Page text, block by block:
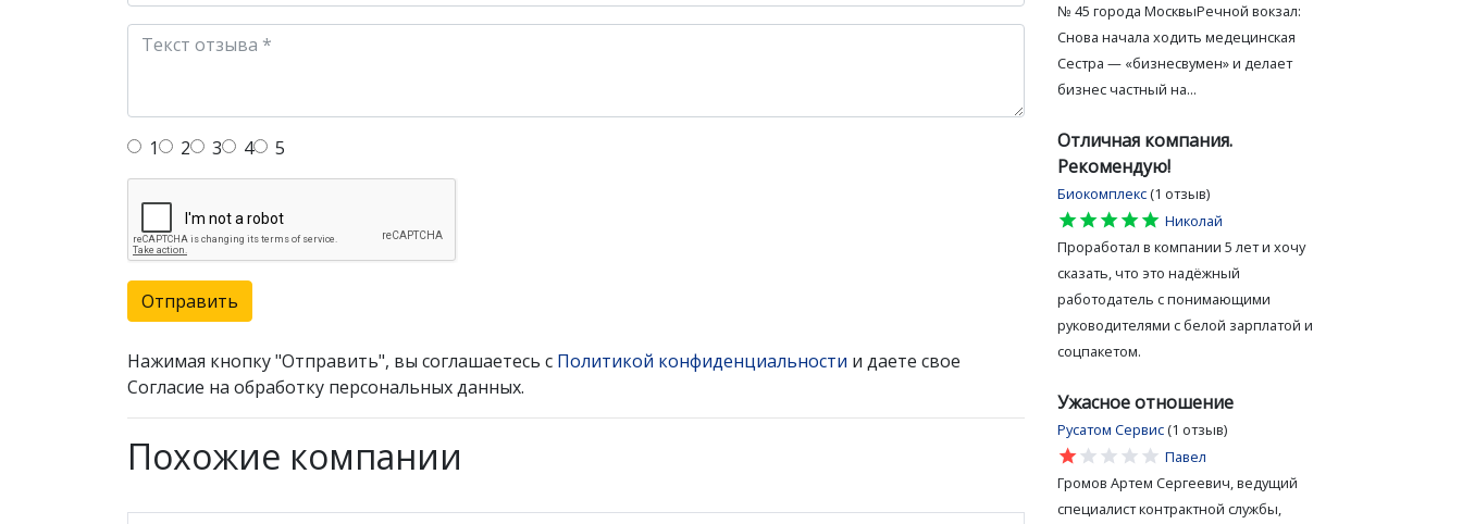
1 2 3 4 5
Отправить
Нажимая кнопку "Отправить", вы соглашаетесь с Политикой конфиденциальности и даете свое
Согласие на обработку персональных данных.
Похожие компании
№ 45 города МосквыРечной вокзал:
Снова начала ходить медецинская
Сестра — «бизнесвумен» и делает
бизнес частный на...
Отличная компания.
Рекомендую!
Биокомплекс (1 отзыв)
star
star
star
star
star
Николай
Проработал в компании 5 лет и хочу
сказать, что это надёжный
работодатель с понимающими
руководителями с белой зарплатой и
соцпакетом.
Ужасное отношение
Русатом Сервис (1 отзыв)
star
star
star
star
star
Павел
Громов Артем Сергеевич, ведущий
специалист контрактной службы,